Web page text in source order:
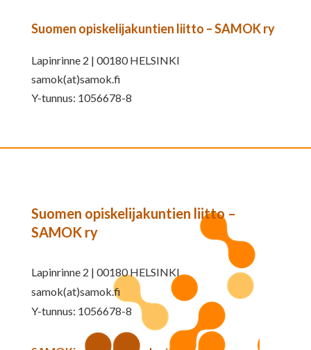
Suomen opiskelijakuntien liitto – SAMOK ry
Lapinrinne 2 | 00180 HELSINKI
samok(at)samok.fi
Y-tunnus: 1056678-8
Suomen opiskelijakuntien liitto –
SAMOK ry
Lapinrinne 2 | 00180 HELSINKI
samok(at)samok.fi
Y-tunnus: 1056678-8